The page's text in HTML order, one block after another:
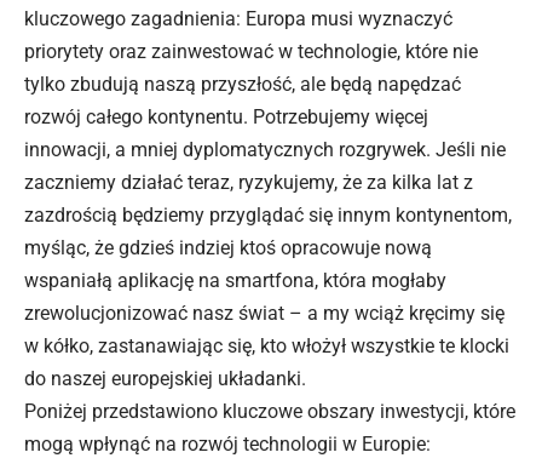
kluczowego zagadnienia: Europa musi wyznaczyć
priorytety oraz zainwestować w technologie, które nie
tylko zbudują naszą przyszłość, ale będą napędzać
rozwój całego kontynentu. Potrzebujemy więcej
innowacji, a mniej dyplomatycznych rozgrywek. Jeśli nie
zaczniemy działać teraz, ryzykujemy, że za kilka lat z
zazdrością będziemy przyglądać się innym kontynentom,
myśląc, że gdzieś indziej ktoś opracowuje nową
wspaniałą aplikację na smartfona, która mogłaby
zrewolucjonizować nasz świat – a my wciąż kręcimy się
w kółko, zastanawiając się, kto włożył wszystkie te klocki
do naszej europejskiej układanki.
Poniżej przedstawiono kluczowe obszary inwestycji, które
mogą wpłynąć na rozwój technologii w Europie: